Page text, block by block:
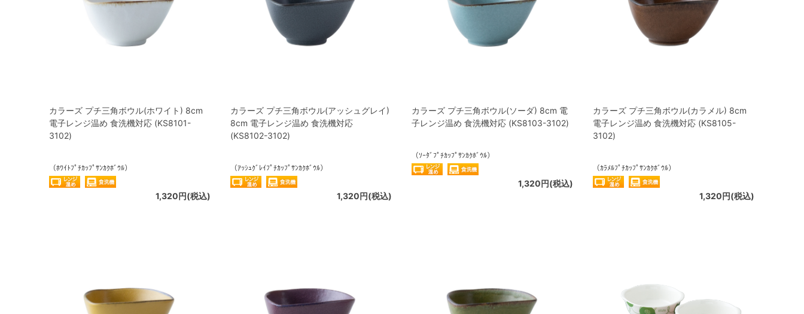
カラーズ プチ三角ボウル(ホワイト) 8cm
電子レンジ温め 食洗機対応 (KS8101-
3102)
（ﾎﾜｲﾄﾌﾟﾁｶｯﾌﾟｻﾝｶｸﾎﾞｳﾙ）
1,320円(税込)
カラーズ プチ三角ボウル(アッシュグレイ)
8cm 電子レンジ温め 食洗機対応
(KS8102-3102)
（ｱｯｼｭｸﾞﾚｲﾌﾟﾁｶｯﾌﾟｻﾝｶｸﾎﾞｳﾙ）
1,320円(税込)
カラーズ プチ三角ボウル(ソーダ) 8cm 電
子レンジ温め 食洗機対応 (KS8103-3102)
（ｿｰﾀﾞﾌﾟﾁｶｯﾌﾟｻﾝｶｸﾎﾞｳﾙ）
1,320円(税込)
カラーズ プチ三角ボウル(カラメル) 8cm
電子レンジ温め 食洗機対応 (KS8105-
3102)
（ｶﾗﾒﾙﾌﾟﾁｶｯﾌﾟｻﾝｶｸﾎﾞｳﾙ）
1,320円(税込)